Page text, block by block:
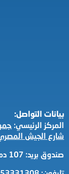
بيانات التواصل:
المركز الرئيسي:
شارع الجيش
صندوق بريد: 107 دمنهور